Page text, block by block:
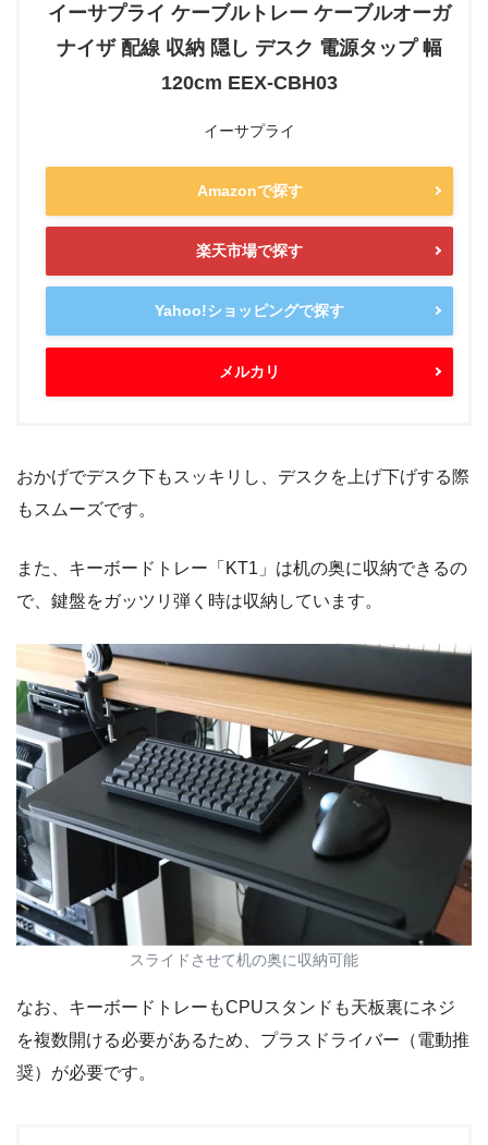
イーサプライ ケーブルトレー ケーブルオーガ
ナイザ 配線 収納 隠し デスク 電源タップ 幅
120cm EEX-CBH03
イーサプライ
Amazonで探す
楽天市場で探す
Yahoo!ショッピングで探す
メルカリ
おかげでデスク下もスッキリし、デスクを上げ下げする際
もスムーズです。
また、キーボードトレー「KT1」は机の奥に収納できるの
で、鍵盤をガッツリ弾く時は収納しています。
スライドさせて机の奥に収納可能
なお、キーボードトレーもCPUスタンドも天板裏にネジ
を複数開ける必要があるため、プラスドライバー（電動推
奨）が必要です。